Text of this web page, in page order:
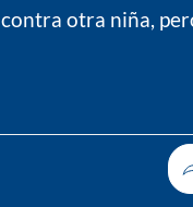
otra niña,